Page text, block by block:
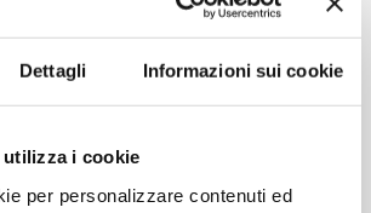
Dettagli Informazioni sui cookie
i cookie
per personalizzare contenuti ed
the address you want to ship to